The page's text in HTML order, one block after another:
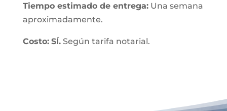
Tiempo estimado de entrega:Una semana
aproximadamente.
Costo: SÍ.Según tarifa notarial.